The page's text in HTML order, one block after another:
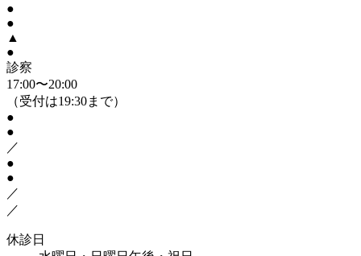
●
●
▲
●
診察
17:00〜20:00
（受付は19:30まで）
●
●
／
●
●
／
／
休診日